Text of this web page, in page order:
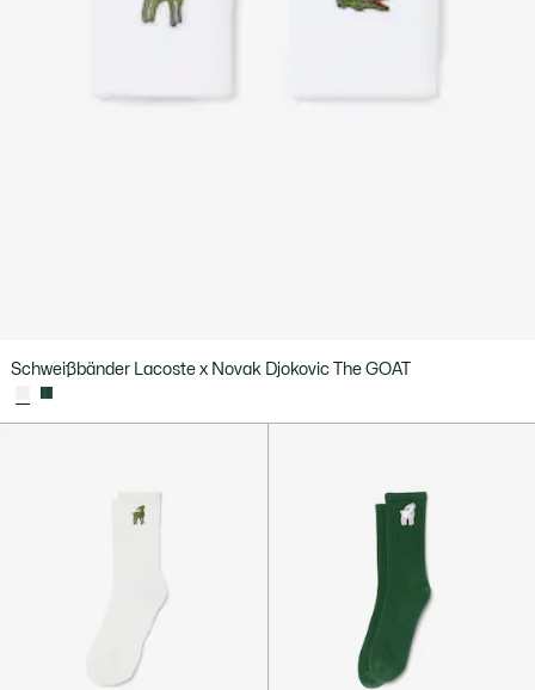
Schweißbänder Lacoste x Novak Djokovic The GOAT